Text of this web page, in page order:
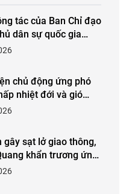
tác của Ban Chỉ đạo
dân sự quốc gia
tác phòng,
2026 tại tỉnh Lào Cai
chủ động ứng phó
nhiệt đới và gió
biển
gây sạt lở giao thông,
khẩn trương ứng